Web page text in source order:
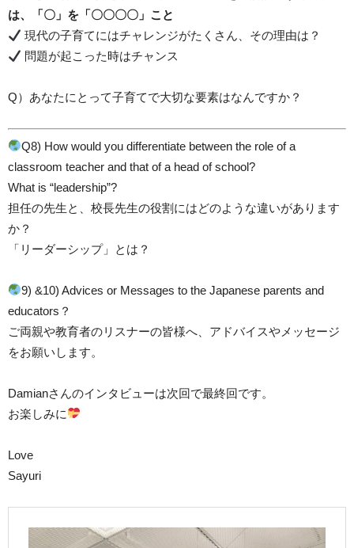
は、「〇」を「〇〇〇〇」こと
現代の子育てにはチャレンジがたくさん、その理由は？
問題が起こった時はチャンス
Q）あなたにとって子育てで大切な要素はなんですか？
Q8) How would you differentiate between the role of a
classroom teacher and that of a head of school?
What is “leadership”?
担任の先生と、校長先生の役割にはどのような違いがあります
か？
「リーダーシップ」とは？
9) &10) Advices or Messages to the Japanese parents and
educators？
ご両親や教育者のリスナーの皆様へ、アドバイスやメッセージ
をお願いします。
Damianさんのインタビューは次回で最終回です。
お楽しみに
Love
Sayuri